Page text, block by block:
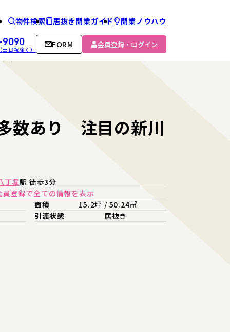
物件検索 居抜き開業ガイド 開業ノウハウ
日祝除く）
FORM 会員登録・ログイン
！
数あり 注目の新川
丁堀駅 徒歩3分
員登録で全ての情報を表示
面積
15.2坪 / 50.24㎡
引渡状態
居抜き